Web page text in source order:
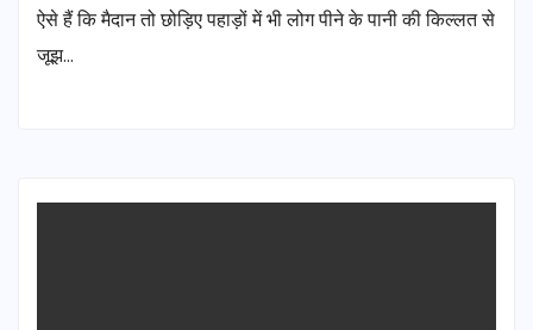
ऐसे हैं कि मैदान तो छोड़िए पहाड़ों में भी लोग पीने के पानी की किल्लत से
जूझ…